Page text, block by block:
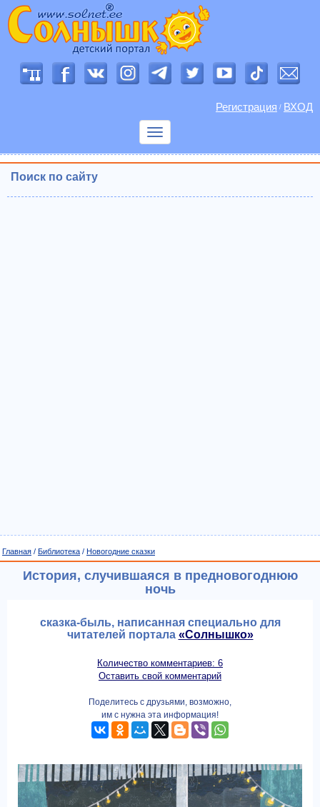
Регистрация / ВХОД
Показать
Поиск по сайту
Главная / Библиотека / Новогодние сказки
История, случившаяся в предновогоднюю
ночь
сказка-быль, написанная специально для
читателей портала «Солнышко»
Количество комментариев: 6
Оставить свой комментарий
Поделитесь с друзьями, возможно,
им с нужна эта информация!